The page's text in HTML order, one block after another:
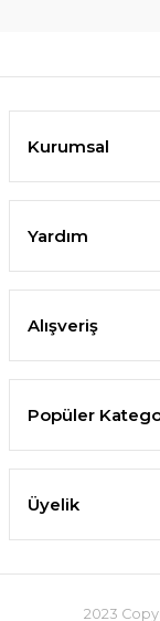
Kurumsal
Yardım
Alışveriş
Popüler
Üyelik
2023